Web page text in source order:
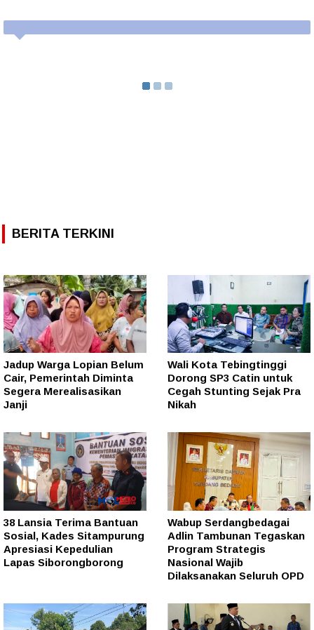
BERITA TERKINI
Jadup Warga Lopian Belum
Cair, Pemerintah Diminta
Segera Merealisasikan
Janji
Wali Kota Tebingtinggi
Dorong SP3 Catin untuk
Cegah Stunting Sejak Pra
Nikah
38 Lansia Terima Bantuan
Sosial, Kades Sitampurung
Apresiasi Kepedulian
Lapas Siborongborong
Wabup Serdangbedagai
Adlin Tambunan Tegaskan
Program Strategis
Nasional Wajib
Dilaksanakan Seluruh OPD